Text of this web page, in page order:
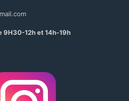
9H30-12h et 14h-19h